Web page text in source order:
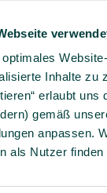
optimales
Inhalte zu
erlaubt
gemäß
anpassen.
als Nutzer